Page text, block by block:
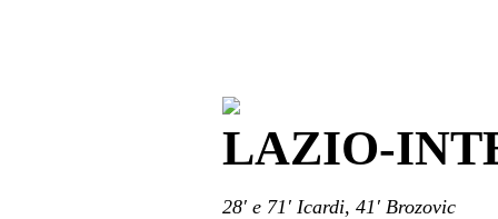
LAZIO-
28′ e 71′ Icardi, 41′ Brozovic